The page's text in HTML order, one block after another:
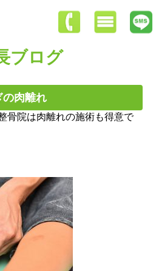
ブログ
の肉離れ
骨院は肉離れの施術も得意で